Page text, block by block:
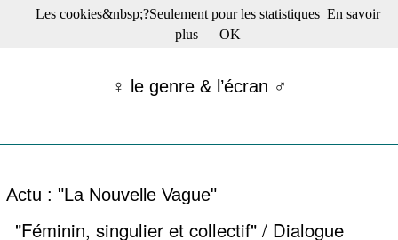
☰ Menu
Films récents
Bloc-notes
♀ le genre & l’écran ♂
Actu : "La Nouvelle Vague"
"Féminin, singulier et collectif" / Dialogue
Les cookies&nbsp;?Seulement pour les statistiques En savoir
plus
OK